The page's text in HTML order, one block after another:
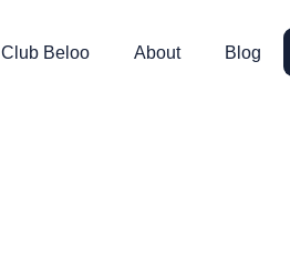
Club Beloo About Blog